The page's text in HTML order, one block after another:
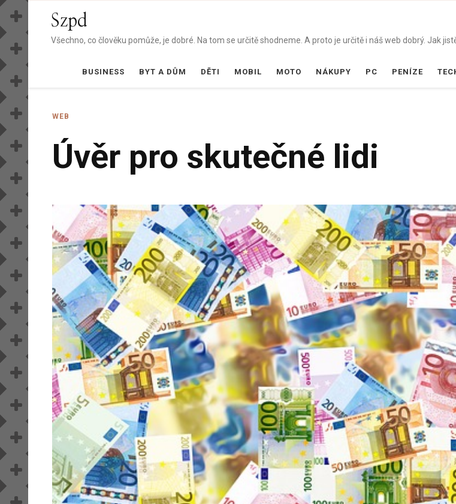
Szpd
Všechno, co člověku pomůže, je dobré. Na tom se určitě shodneme. A proto je určitě i náš web dobrý. Jak
BUSINESS BYT A DŮM DĚTI MOBIL MOTO NÁKUPY PC PENÍZE
WEB
Úvěr pro skutečné lidi